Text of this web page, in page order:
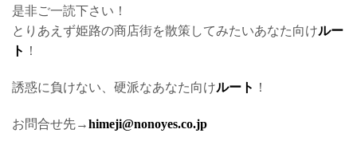
是非ご一読下さい！
とりあえず姫路の商店街を散策してみたいあなた向けルー
ト ！
誘惑に負けない、硬派なあなた向けルート ！
お問合せ先→himeji@nonoyes.co.jp